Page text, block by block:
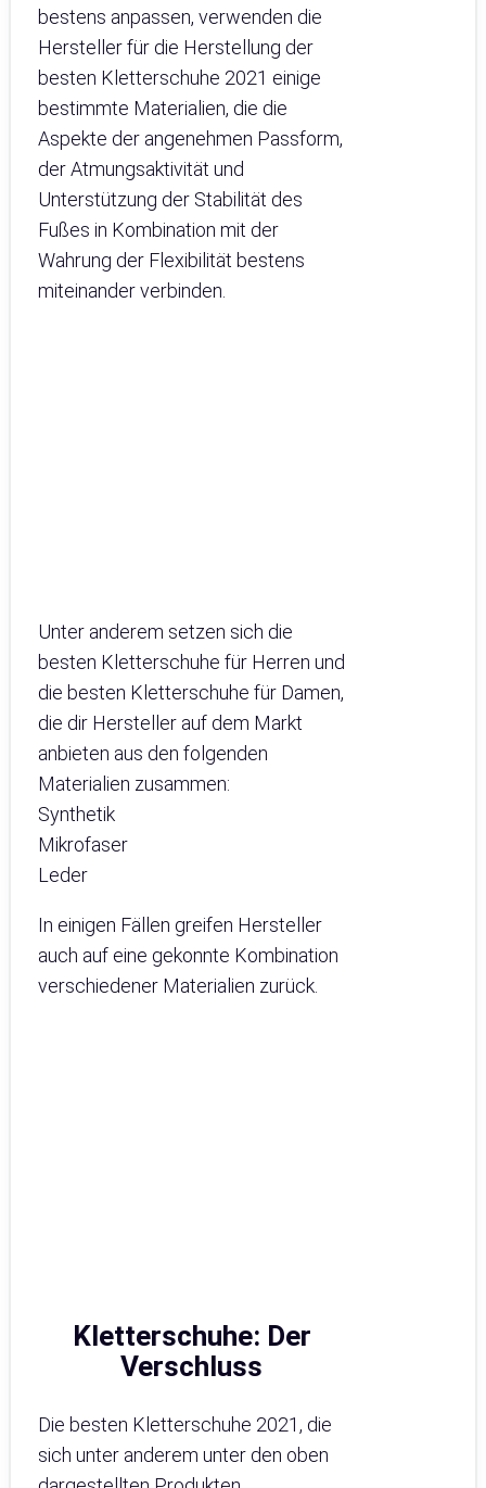
bestens anpassen, verwenden die
Hersteller für die Herstellung der
besten Kletterschuhe 2021 einige
bestimmte Materialien, die die
Aspekte der angenehmen Passform,
der Atmungsaktivität und
Unterstützung der Stabilität des
Fußes in Kombination mit der
Wahrung der Flexibilität bestens
miteinander verbinden.
Unter anderem setzen sich die
besten Kletterschuhe für Herren und
die besten Kletterschuhe für Damen,
die dir Hersteller auf dem Markt
anbieten aus den folgenden
Materialien zusammen:
Synthetik
Mikrofaser
Leder
In einigen Fällen greifen Hersteller
auch auf eine gekonnte Kombination
verschiedener Materialien zurück.
Kletterschuhe: Der
Verschluss
Die besten Kletterschuhe 2021, die
sich unter anderem unter den oben